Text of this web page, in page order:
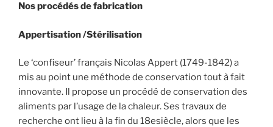
Nos procédés de fabrication
Appertisation /Stérilisation
Le ‘confiseur’ français Nicolas Appert (1749-1842) a
mis au point une méthode de conservation tout à fait
innovante. Il propose un procédé de conservation des
aliments par l’usage de la chaleur. Ses travaux de
recherche ont lieu à la fin du 18esiècle, alors que les